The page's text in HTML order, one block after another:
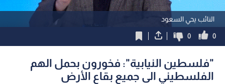
النائب يحي السعود
0
0
"فلسطين النيابية": فخورون بحمل الهم
الفلسطيني الى جميع بقاع الأرض